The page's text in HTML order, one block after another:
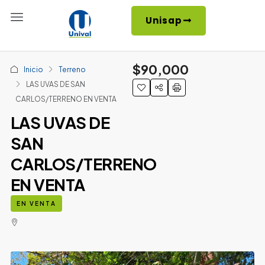
Unisap
Inicio
Terreno
LAS UVAS DE SAN
CARLOS/TERRENO EN VENTA
LAS UVAS DE
SAN
CARLOS/TERRENO
EN VENTA
EN VENTA
$90,000